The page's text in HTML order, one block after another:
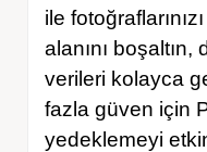
ile
alanını
verileri kolayca
fazla güven için
yedeklemeyi